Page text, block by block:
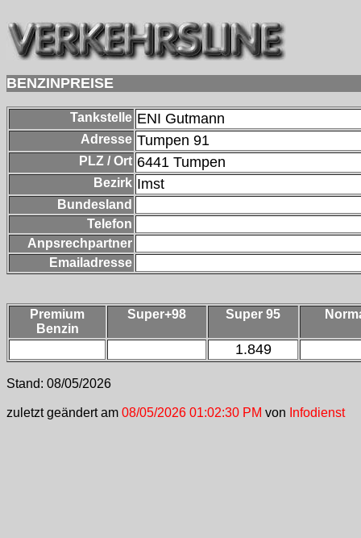
BENZINPREISE
Tankstelle ENI Gutmann
Adresse Tumpen 91
PLZ / Ort 6441 Tumpen
Bezirk Imst
Bundesland
Telefon
Anpsrechpartner
Emailadresse
Premium
Benzin
Super+98 Super 95
1.849
Stand: 08/05/2026
zuletzt geändert am 08/05/2026 01:02:30 PM von Infodienst